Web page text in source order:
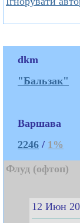
dkm
"Бальзак"
Варшава
2246 / 1%
Флуд (офтоп)
12 Июн